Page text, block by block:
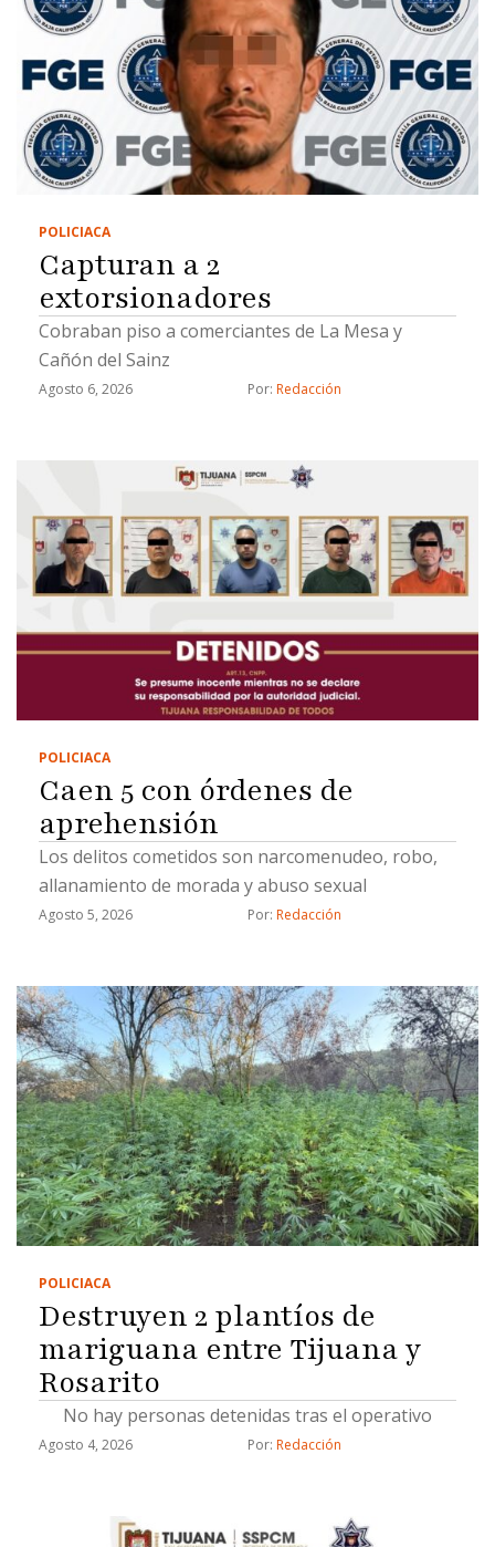
POLICIACA
Capturan a 2
extorsionadores
Cobraban piso a comerciantes de La Mesa y
Cañón del Sainz
Agosto 6, 2026 Por: Redacción
POLICIACA
Caen 5 con órdenes de
aprehensión
Los delitos cometidos son narcomenudeo, robo,
allanamiento de morada y abuso sexual
Agosto 5, 2026 Por: Redacción
POLICIACA
Destruyen 2 plantíos de
mariguana entre Tijuana y
Rosarito
No hay personas detenidas tras el operativo
Agosto 4, 2026 Por: Redacción